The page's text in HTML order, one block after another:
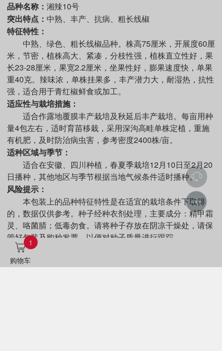
品种名称： 湘辣10号
突出特点： 中熟、丰产、抗病、粗长线椒
特征特性：
中熟、绿色、粗长线椒品种。株高75厘米，开展度60厘
米，节密，植株高大、紧凑，分枝性强，植株直立性好，果
长23-28厘米，果宽2.2厘米，坐果性好，膨果速度快，单果
重40克。辣味浓，单株挂果多，丰产潜力大，耐湿热，抗性
强，适合用于青红椒鲜食或加工。
适应性与栽培措施：
适合作露地覆膜丰产栽培及秋延后丰产栽培。每亩用种
量4包左右，适时育苗移栽，采用深沟高畦单株定植，重施
有机肥，及时防治病虫害，参考密度2400株/亩。
适种区域与季节：
适合在安徽、四川种植，春夏季栽培12月10日至2月20
日播种，其他地区与季节根据当地气候条件适时播种。
风险提示：
本包装上的品种特征特性是在适宜的栽培条件下取得
的，数据仅供参考。种子经种衣剂处理，主要成分：精甲霜
灵、咯菌腈；低毒勿食。请将种子存放在阴凉干燥处，请保
管好包装及购种发票，以便对种子质量进行跟踪。
质量标准：
纯度不低于
净度不低于
水分不高于
购物车
1